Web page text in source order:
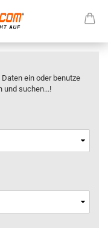
ein oder benutze
und suchen...!